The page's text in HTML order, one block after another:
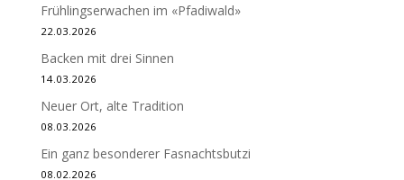
Frühlingserwachen im «Pfadiwald»
22.03.2026
Backen mit drei Sinnen
14.03.2026
Neuer Ort, alte Tradition
08.03.2026
Ein ganz besonderer Fasnachtsbutzi
08.02.2026